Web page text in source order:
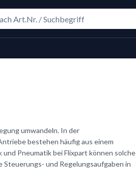
umwandeln. In der
bestehen häufig aus einem
Pneumatik bei Flixpart können solche
und Regelungsaufgaben in